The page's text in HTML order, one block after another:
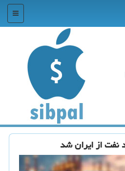
منو
نفت از ایران شد